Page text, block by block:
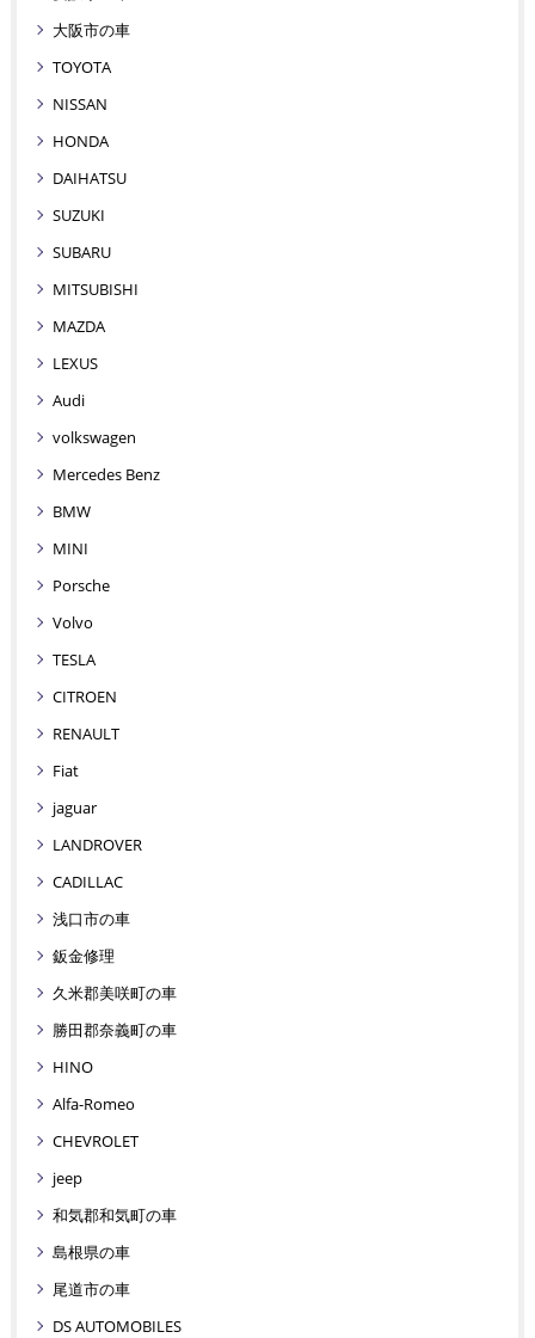
大阪市の車
TOYOTA
NISSAN
HONDA
DAIHATSU
SUZUKI
SUBARU
MITSUBISHI
MAZDA
LEXUS
Audi
volkswagen
Mercedes Benz
BMW
MINI
Porsche
Volvo
TESLA
CITROEN
RENAULT
Fiat
jaguar
LANDROVER
CADILLAC
浅口市の車
鈑金修理
久米郡美咲町の車
勝田郡奈義町の車
HINO
Alfa-Romeo
CHEVROLET
jeep
和気郡和気町の車
島根県の車
尾道市の車
DS AUTOMOBILES